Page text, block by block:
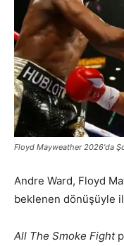
Floyd Mayweather 2026'da
Andre Ward, Floyd
beklenen dönüşüyle
All The Smoke Fight